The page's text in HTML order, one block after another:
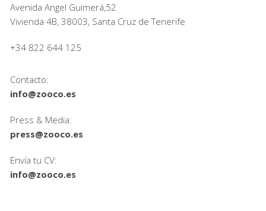
Avenida Angel Guimerá,52
Vivienda 4B, 38003, Santa Cruz de Tenerife
+34 822 644 125
Contacto:
info@zooco.es
Press & Media:
press@zooco.es
Envía tu CV:
info@zooco.es